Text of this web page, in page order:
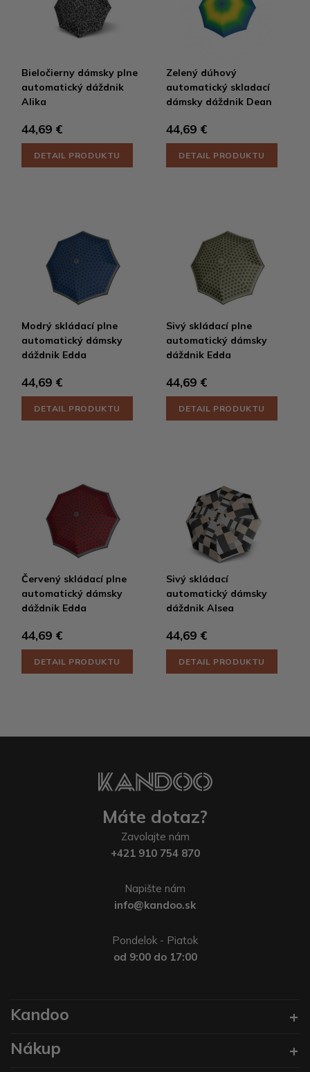
Bieločierny dámsky plne
automatický dáždnik
Alika
44,69 €
DETAIL PRODUKTU
Zelený dúhový
automatický skladací
dámsky dáždnik Dean
44,69 €
DETAIL PRODUKTU
Modrý skládací plne
automatický dámsky
dáždnik Edda
44,69 €
DETAIL PRODUKTU
Sivý skládací plne
automatický dámsky
dáždnik Edda
44,69 €
DETAIL PRODUKTU
Červený skládací plne
automatický dámsky
dáždnik Edda
44,69 €
DETAIL PRODUKTU
Sivý skládací
automatický dámsky
dáždnik Alsea
44,69 €
DETAIL PRODUKTU
Máte dotaz?
Zavolajte nám
+421 910 754 870
Napište nám
info@kandoo.sk
Pondelok - Piatok
od 9:00 do 17:00
Kandoo
Nákup